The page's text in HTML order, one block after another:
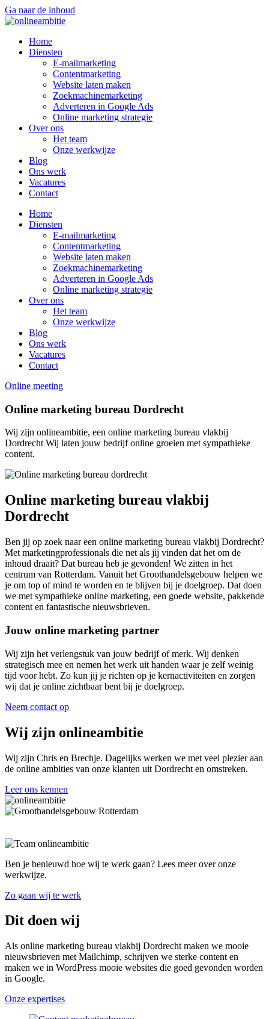
Ga naar de inhoud
Home
Diensten
E-mailmarketing
Contentmarketing
Website laten maken
Zoekmachinemarketing
Adverteren in Google Ads
Online marketing strategie
Over ons
Het team
Onze werkwijze
Blog
Ons werk
Vacatures
Contact
Home
Diensten
E-mailmarketing
Contentmarketing
Website laten maken
Zoekmachinemarketing
Adverteren in Google Ads
Online marketing strategie
Over ons
Het team
Onze werkwijze
Blog
Ons werk
Vacatures
Contact
Online meeting
Online marketing bureau Dordrecht
Wij zijn onlineambitie, een online marketing bureau vlakbij
Dordrecht Wij laten jouw bedrijf online groeien met sympathieke
content.
Online marketing bureau vlakbij
Dordrecht
Ben jij op zoek naar een online marketing bureau vlakbij Dordrecht?
Met marketingprofessionals die net als jij vinden dat het om de
inhoud draait? Dat bureau heb je gevonden! We zitten in het
centrum van Rotterdam. Vanuit het Groothandelsgebouw helpen we
je om top of mind te worden en te blijven bij je doelgroep. Dat doen
we met sympathieke online marketing, een goede website, pakkende
content en fantastische nieuwsbrieven.
Jouw online marketing partner
Wij zijn het verlengstuk van jouw bedrijf of merk. Wij denken
strategisch mee en nemen het werk uit handen waar je zelf weinig
tijd voor hebt. Zo kun jij je richten op je kernactiviteiten en zorgen
wij dat je online zichtbaar bent bij je doelgroep.
Neem contact op
Wij zijn onlineambitie
Wij zijn Chris en Brechje. Dagelijks werken we met veel plezier aan
de online ambities van onze klanten uit Dordrecht en omstreken.
Leer ons kennen
Ben je benieuwd hoe wij te werk gaan? Lees meer over onze
werkwijze.
Zo gaan wij te werk
Dit doen wij
Als online marketing bureau vlakbij Dordrecht maken we mooie
nieuwsbrieven met Mailchimp, schrijven we sterke content en
maken we in WordPress mooie websites die goed gevonden worden
in Google.
Onze expertises